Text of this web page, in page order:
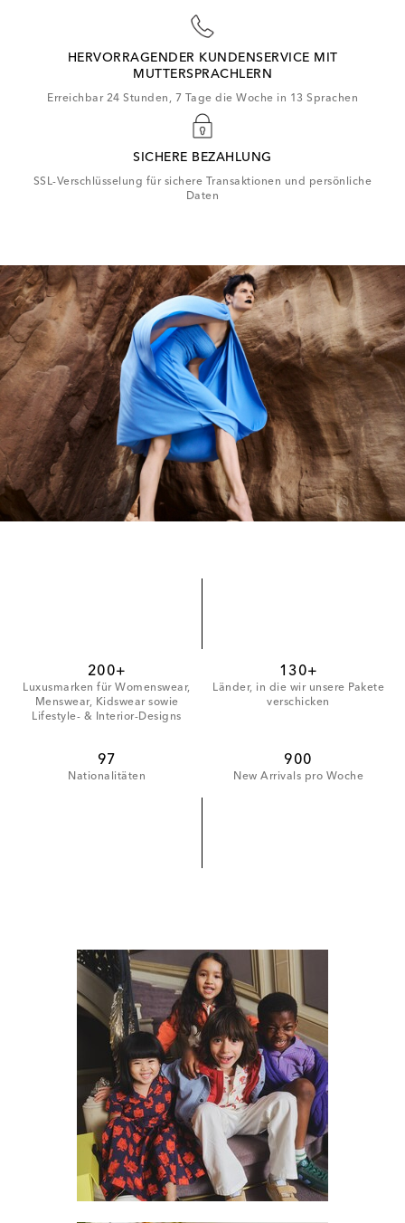
HERVORRAGENDER KUNDENSERVICE MIT
MUTTERSPRACHLERN
Erreichbar 24 Stunden, 7 Tage die Woche in 13 Sprachen
SICHERE BEZAHLUNG
SSL-Verschlüsselung für sichere Transaktionen und persönliche
Daten
200+
Luxusmarken für Womenswear,
Menswear, Kidswear sowie
Lifestyle- & Interior-Designs
130+
Länder, in die wir unsere Pakete
verschicken
97
Nationalitäten
900
New Arrivals pro Woche